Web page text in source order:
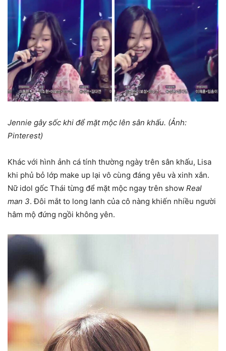
Jennie gây sốc khi để mặt mộc lên sân khấu. (Ảnh:
Pinterest)
Khác với hình ảnh cá tính thường ngày trên sân khấu, Lisa
khi phủ bỏ lớp make up lại vô cùng đáng yêu và xinh xắn.
Nữ idol gốc Thái từng để mặt mộc ngay trên show Real
man 3. Đôi mắt to long lanh của cô nàng khiến nhiều người
hâm mộ đứng ngồi không yên.